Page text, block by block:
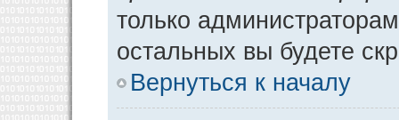
только
остальных вы будете
Вернуться к началу